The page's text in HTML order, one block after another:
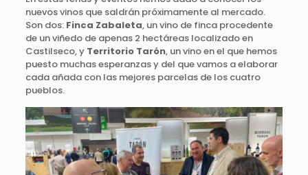
nuevos vinos que saldrán próximamente al mercado.
Son dos: Finca Zabaleta, un vino de finca procedente
de un viñedo de apenas 2 hectáreas localizado en
Castilseco, y Territorio Tarón, un vino en el que hemos
puesto muchas esperanzas y del que vamos a elaborar
cada añada con las mejores parcelas de los cuatro
pueblos.